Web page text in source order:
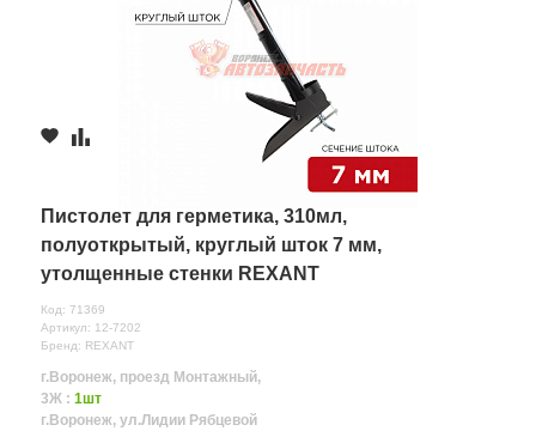
Пистолет для герметика, 310мл,
полуоткрытый, круглый шток 7 мм,
утолщенные стенки REXANT
Код: 71369
Артикул: 12-7202
Бренд: REXANT
г.Воронеж, проезд Монтажный,
3Ж : 1шт
г.Воронеж, ул.Лидии Рябцевой